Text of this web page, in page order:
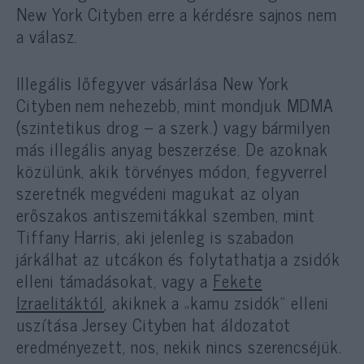
New York Cityben erre a kérdésre sajnos nem
a válasz.
Illegális lőfegyver vásárlása New York
Cityben nem nehezebb, mint mondjuk MDMA
(szintetikus drog – a szerk.) vagy bármilyen
más illegális anyag beszerzése. De azoknak
közülünk, akik törvényes módon, fegyverrel
szeretnék megvédeni magukat az olyan
erőszakos antiszemitákkal szemben, mint
Tiffany Harris, aki jelenleg is szabadon
járkálhat az utcákon és folytathatja a zsidók
elleni támadásokat, vagy a Fekete
Izraelitáktól, akiknek a „kamu zsidók” elleni
uszítása Jersey Cityben hat áldozatot
eredményezett, nos, nekik nincs szerencséjük.